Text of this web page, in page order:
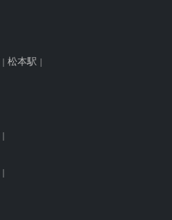
松本駅